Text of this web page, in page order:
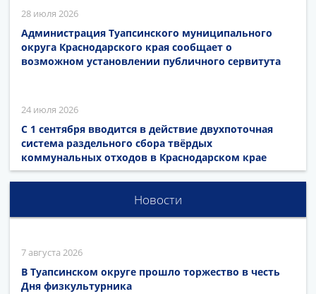
28 июля 2026
Администрация Туапсинского муниципального
округа Краснодарского края сообщает о
возможном установлении публичного сервитута
24 июля 2026
С 1 сентября вводится в действие двухпоточная
система раздельного сбора твёрдых
коммунальных отходов в Краснодарском крае
Новости
7 августа 2026
В Туапсинском округе прошло торжество в честь
Дня физкультурника